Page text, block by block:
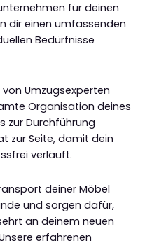
für deinen
dir einen umfassenden
Bedürfnisse
Umzugsexperten
Organisation deines
zur Durchführung
zur Seite, damit dein
verläuft.
deiner Möbel
und sorgen dafür,
an deinem neuen
erfahrenen